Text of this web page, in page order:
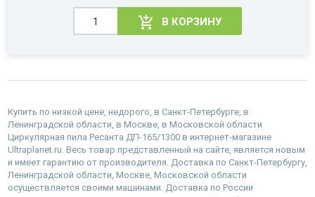
В КОРЗИНУ
Купить по низкой цене, недорого, в Санкт-Петербурге, в
Ленинградской области, в Москве, в Московской области
Циркулярная пила Ресанта ДП-165/1300 в интернет-магазине
Ultraplanet.ru. Весь товар представленный на сайте, является новым
и имеет гарантию от производителя. Доставка по Санкт-Петербургу,
Ленинградской области, Москве, Московской области
осуществляется своими машинами. Доставка по России